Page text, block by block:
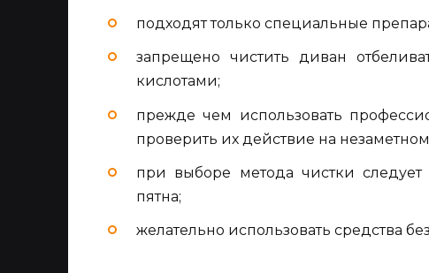
подходят только специальные
запрещено чистить диван
кислотами;
прежде чем использовать
проверить их действие на
при выборе метода чистки следует
пятна;
желательно использовать средства